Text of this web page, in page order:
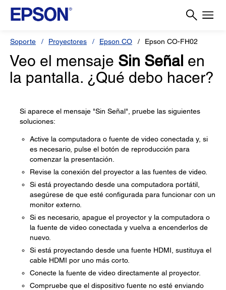
Soporte Proyectores Epson CO Epson CO-FH02
Veo el mensaje Sin Señal en
la pantalla. ¿Qué debo hacer?
Si aparece el mensaje "Sin Señal", pruebe las siguientes
soluciones:
Active la computadora o fuente de video conectada y, si
es necesario, pulse el botón de reproducción para
comenzar la presentación.
Revise la conexión del proyector a las fuentes de video.
Si está proyectando desde una computadora portátil,
asegúrese de que esté configurada para funcionar con un
monitor externo.
Si es necesario, apague el proyector y la computadora o
la fuente de video conectada y vuelva a encenderlos de
nuevo.
Si está proyectando desde una fuente HDMI, sustituya el
cable HDMI por uno más corto.
Conecte la fuente de video directamente al proyector.
Compruebe que el dispositivo fuente no esté enviando